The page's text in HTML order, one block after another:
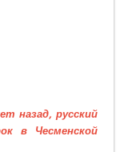
назад, русский
в Чесменской